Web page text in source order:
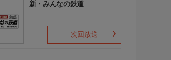
新・みんなの鉄道
次回放送